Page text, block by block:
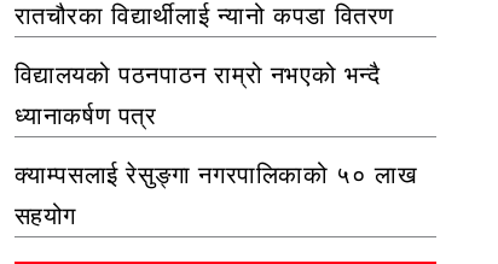
रातचौरका विद्यार्थीलाई न्यानो कपडा वितरण
विद्यालयको पठनपाठन राम्रो नभएको भन्दै
ध्यानाकर्षण पत्र
क्याम्पसलाई रेसुङ्गा नगरपालिकाको ५० लाख
सहयोग